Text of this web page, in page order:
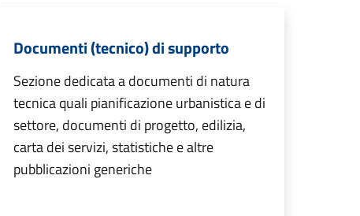
Documenti (tecnico) di supporto
Sezione dedicata a documenti di natura
tecnica quali pianificazione urbanistica e di
settore, documenti di progetto, edilizia,
carta dei servizi, statistiche e altre
pubblicazioni generiche